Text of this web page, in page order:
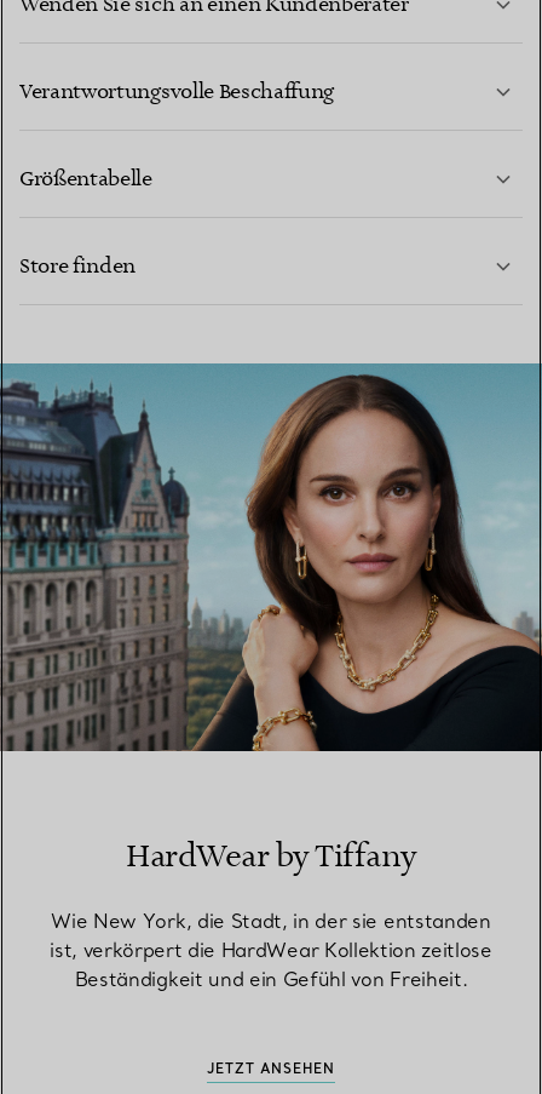
Verantwortungsvolle Beschaffung
Größentabelle
Store finden
EINEN STORE IN IHRER NÄHE FINDEN
HardWear by Tiffany
Wie New York, die Stadt, in der sie entstanden
ist, verkörpert die HardWear Kollektion zeitlose
Beständigkeit und ein Gefühl von Freiheit.
JETZT ANSEHEN